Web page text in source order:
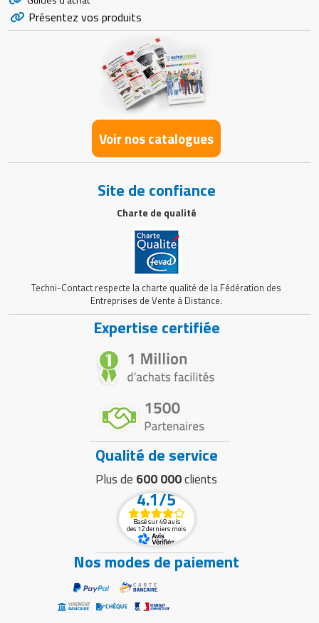
Présentez vos produits
Voir nos catalogues
Site de confiance
Charte de qualité
Techni-Contact respecte la charte qualité de la Fédération des
Entreprises de Vente à Distance.
Expertise certifiée
Qualité de service
Plus de 600 000clients
4.1/5
Basé sur 49 avis
des 12 derniers mois
Nos modes de paiement